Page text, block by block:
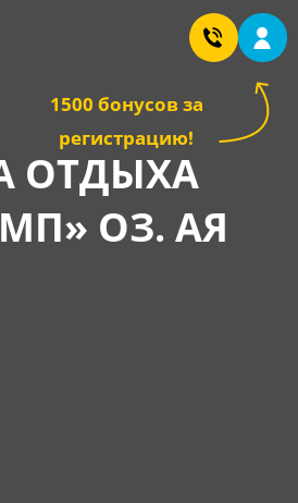
1500 бонусов за
регистрацию!
ОТДЫХА
ОЗ. АЯ